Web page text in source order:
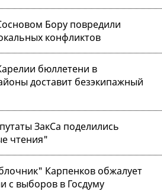
Бору повредили
конфликтов
бюллетени в
доставит безэкипажный
ЗакСа поделились
чтения"
Карпенков обжалует
с выборов в Госдуму